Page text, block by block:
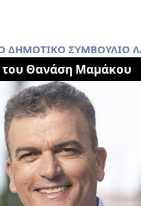
ΔΗΜΟΤΙΚΟ ΣΥΜΒΟΥΛΙΟ
του Θανάση Μαμάκου